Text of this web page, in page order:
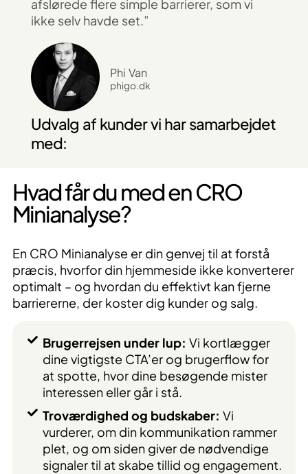
afslørede flere simple barrierer, som vi
ikke selv havde set.”
Phi Van
phigo.dk
Udvalg af kunder vi har samarbejdet
med:
Hvad får du med en CRO
Minianalyse?
En CRO Minianalyse er din genvej til at forstå
præcis, hvorfor din hjemmeside ikke konverterer
optimalt – og hvordan du effektivt kan fjerne
barriererne, der koster dig kunder og salg.
Brugerrejsen under lup: Vi kortlægger
dine vigtigste CTA’er og brugerflow for
at spotte, hvor dine besøgende mister
interessen eller går i stå.
Troværdighed og budskaber: Vi
vurderer, om din kommunikation rammer
plet, og om siden giver de nødvendige
signaler til at skabe tillid og engagement.